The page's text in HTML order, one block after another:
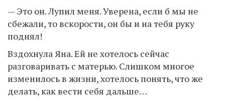
— Это он. Лупил меня. Уверена, если б мы не
сбежали, то вскорости, он бы и на тебя руку
поднял!
Вздохнула Яна. Ей не хотелось сейчас
разговаривать с матерью. Слишком многое
изменилось в жизни, хотелось понять, что же
делать, как вести себя дальше…